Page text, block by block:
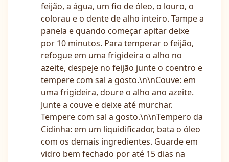
feijão, a água, um fio de óleo, o louro, o
colorau e o dente de alho inteiro. Tampe a
panela e quando começar apitar deixe
por 10 minutos. Para temperar o feijão,
refogue em uma frigideira o alho no
azeite, despeje no feijão junte o coentro e
tempere com sal a gosto.\n\nCouve: em
uma frigideira, doure o alho ano azeite.
Junte a couve e deixe até murchar.
Tempere com sal a gosto.\n\nTempero da
Cidinha: em um liquidificador, bata o óleo
com os demais ingredientes. Guarde em
vidro bem fechado por até 15 dias na